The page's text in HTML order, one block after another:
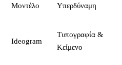
Μοντέλο Υπερδύναμη
Ideogram
Τυπογραφία &
Κείμενο